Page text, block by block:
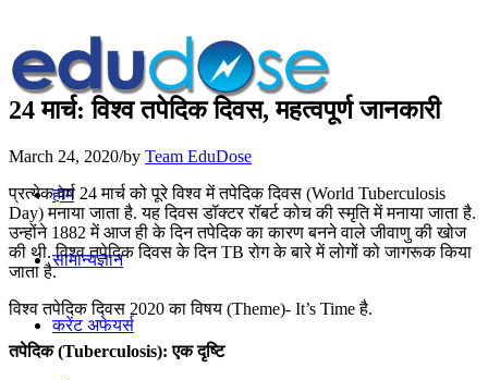
होम
सामान्यज्ञान
करेंट अफेयर्स
24 मार्च: विश्‍व तपेदिक दिवस, महत्वपूर्ण जानकारी
March 24, 2020/by Team EduDose
प्रत्येक वर्ष 24 मार्च को पूरे विश्व में तपेदिक दिवस (World Tuberculosis
Day) मनाया जाता है. यह दिवस डॉक्टर रॉबर्ट कोच की स्मृति में मनाया जाता है.
उन्होंने 1882 में आज ही के दिन तपेदिक का कारण बनने वाले जीवाणु की खोज
की थी. विश्‍व तपेदिक दिवस के दिन TB रोग के बारे में लोगों को जागरूक किया
जाता है.
विश्व तपेदिक दिवस 2020 का विषय (Theme)- It’s Time है.
तपेदिक (Tuberculosis): एक दृष्टि